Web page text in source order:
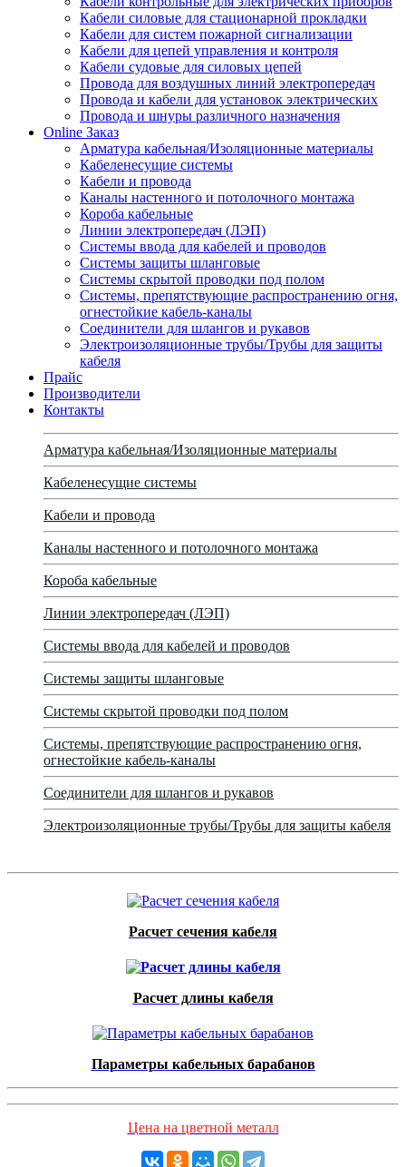
Кабели силовые для стационарной прокладки
Кабели для систем пожарной сигнализации
Кабели для цепей управления и контроля
Кабели судовые для силовых цепей
Провода для воздушных линий электропередач
Провода и кабели для установок электрических
Провода и шнуры различного назначения
Online Заказ
Арматура кабельная/Изоляционные материалы
Кабеленесущие системы
Кабели и провода
Каналы настенного и потолочного монтажа
Короба кабельные
Линии электропередач (ЛЭП)
Системы ввода для кабелей и проводов
Системы защиты шланговые
Системы скрытой проводки под полом
Системы, препятствующие распространению огня,
огнестойкие кабель-каналы
Соединители для шлангов и рукавов
Электроизоляционные трубы/Трубы для защиты
кабеля
Прайс
Производители
Контакты
Арматура кабельная/Изоляционные материалы
Кабеленесущие системы
Кабели и провода
Каналы настенного и потолочного монтажа
Короба кабельные
Линии электропередач (ЛЭП)
Системы ввода для кабелей и проводов
Системы защиты шланговые
Системы скрытой проводки под полом
Системы, препятствующие распространению огня,
огнестойкие кабель-каналы
Соединители для шлангов и рукавов
Электроизоляционные трубы/Трубы для защиты кабеля
Расчет сечения кабеля
Расчет длины кабеля
Параметры кабельных барабанов
Цена на цветной металл